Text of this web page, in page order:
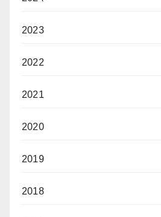
2023
2022
2021
2020
2019
2018